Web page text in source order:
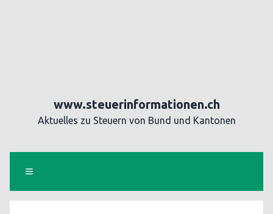
www.steuerinformationen.ch
Aktuelles zu Steuern von Bund und Kantonen